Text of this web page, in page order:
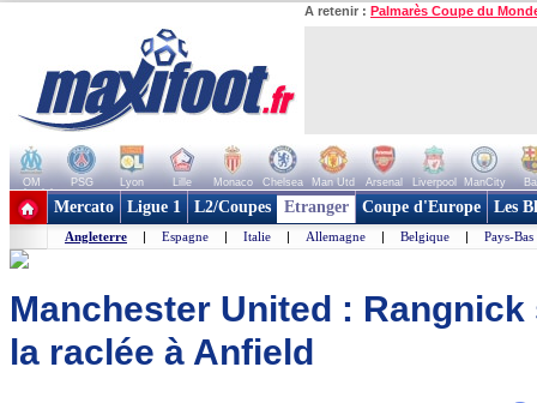
A retenir : Palmarès Coupe du
OM PSG Lyon Lille Monaco Chelsea Man Utd Arsenal Liverpool ManCity
+ de clubs
Mercato Ligue 1 L2/Coupes Etranger Coupe d'Europe Les
Angleterre | Espagne | Italie | Allemagne | Belgique | Pays-Bas
Manchester United :
la raclée à Anfield